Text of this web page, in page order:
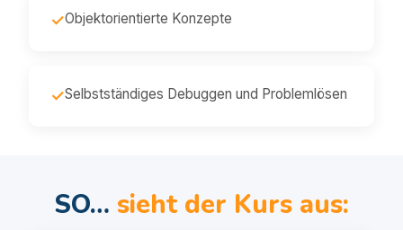
✓Objektorientierte Konzepte
✓Selbstständiges Debuggen und Problemlösen
SO… sieht der Kurs aus: